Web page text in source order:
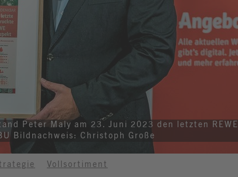
Peter Maly am 23. Juni 2023 den letzten REWE
Bildnachweis: Christoph Große
Vollsortiment